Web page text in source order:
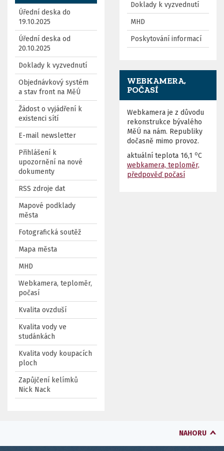
Úřední deska do
19.10.2025
Úřední deska od
20.10.2025
Doklady k vyzvednutí
Objednávkový systém
a stav front na MěÚ
Žádost o vyjádření k
existenci sítí
E-mail newsletter
Přihlášení k
upozornění na nové
dokumenty
RSS zdroje dat
Mapové podklady
města
Fotografická soutěž
Mapa města
MHD
Webkamera, teploměr,
počasí
Kvalita ovzduší
Kvalita vody ve
studánkách
Kvalita vody koupacích
ploch
Zapůjčení kelímků
Nick Nack
Doklady k vyzvednutí
MHD
Poskytování informací
WEBKAMERA,
POČASÍ
Webkamera je z důvodu
rekonstrukce bývalého
MěÚ na nám. Republiky
dočasně mimo provoz.
aktuální teplota 16,1 oC
webkamera, teploměr,
předpověď počasí
NAHORU